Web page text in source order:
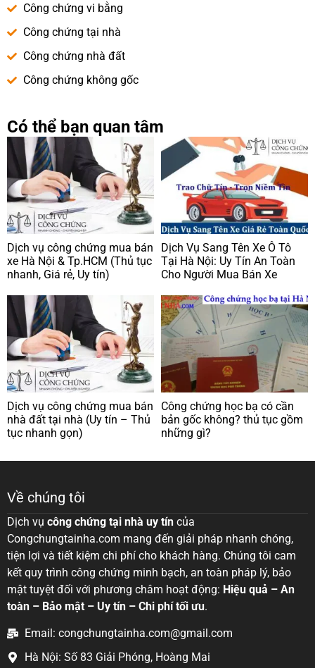
Công chứng vi bằng
Công chứng tại nhà
Công chứng nhà đất
Công chứng không gốc
Có thể bạn quan tâm
Dịch vụ công chứng mua bán
xe Hà Nội & Tp.HCM (Thủ tục
nhanh, Giá rẻ, Uy tín)
Dịch Vụ Sang Tên Xe Ô Tô
Tại Hà Nội: Uy Tín An Toàn
Cho Người Mua Bán Xe
Dịch vụ công chứng mua bán
nhà đất tại nhà (Uy tín – Thủ
tục nhanh gọn)
Công chứng học bạ có cần
bản gốc không? thủ tục gồm
những gì?
Về chúng tôi
Dịch vụ công chứng tại nhà uy tín của
Congchungtainha.com mang đến giải pháp nhanh chóng,
tiện lợi và tiết kiệm chi phí cho khách hàng. Chúng tôi cam
kết quy trình công chứng minh bạch, an toàn pháp lý, bảo
mật tuyệt đối với phương châm hoạt động: Hiệu quả – An
toàn – Bảo mật – Uy tín – Chi phí tối ưu.
Email: congchungtainha.com@gmail.com
Hà Nội: Số 83 Giải Phóng, Hoàng Mai